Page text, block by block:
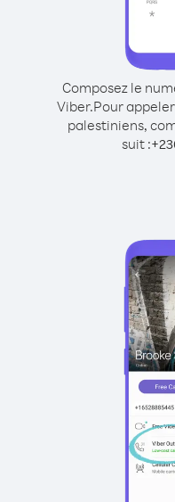
Composez le
Viber.Pour
palestiniens,
suit :+